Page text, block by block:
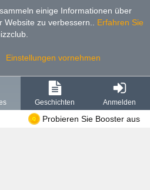
einige Informationen über
zu verbessern.
Erfahren Sie
Einstellungen vornehmen
Geschichten Anmelden
Probieren Sie Booster aus